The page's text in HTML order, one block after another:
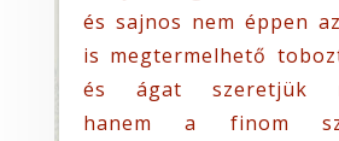
és sajnos nem éppen
is megtermelhető
és ágat szeretjük
hanem a finom